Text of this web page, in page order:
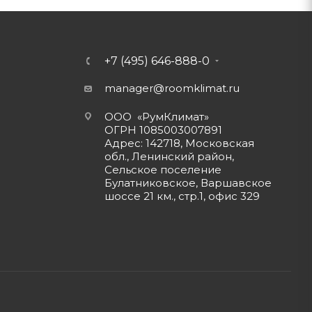
+7 (495) 646-888-0
manager@roomklimat.ru
ООО «РумКлимат»
ОГРН 1085003007891
Адрес: 142718, Московская
обл., Ленинский район,
Сельское поселение
Булатниковское, Варшавское
шоссе 21 км., стр.1, офис 329